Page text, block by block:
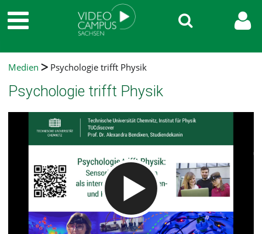
Medien Psychologie trifft Physik
Psychologie trifft Physik